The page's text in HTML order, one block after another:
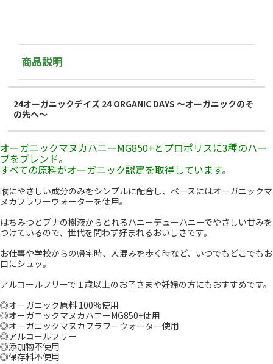
商品説明
24オーガニックデイズ 24 ORGANIC DAYS ～オーガニックのそ
の先へ～
オーガニックマヌカハニーMG850+とプロポリスに3種のハー
ブをブレンド。
すべての原料がオーガニック認定を取得しています。
喉にやさしい成分のみをシンプルに配合し、ベースにはオーガニックマ
ヌカフラワーウォーターを使用。
はちみつとブナの樹液からとれるハニーデューハニーでやさしい甘みを
つけているので、世代を問わず好まれるおいしさです。
お仕事や学校からの帰宅時、人混みを歩く時など、いつでもどこでもお
口にシュッ。
アルコールフリーで１歳以上のお子さまや妊婦の方にもおすすめです。
◎オーガニック原料 100%使用
◎オーガニックマヌカハニーMG850+使用
◎オーガニックマヌカフラワーウォーター使用
◎アルコールフリー
◎添加物不使用
◎保存料不使用